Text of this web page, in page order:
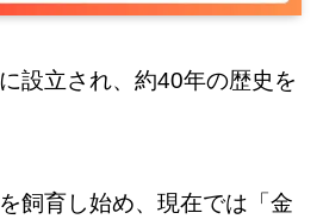
設立され、約40年の歴史を
飼育し始め、現在では「金